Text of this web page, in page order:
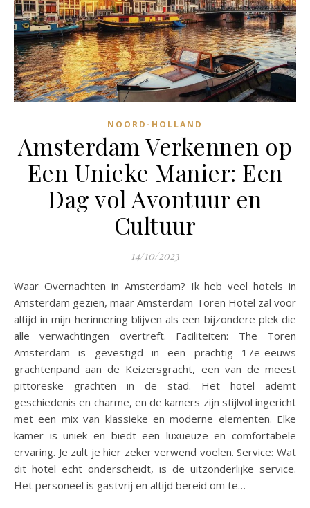
NOORD-HOLLAND
Amsterdam Verkennen op
Een Unieke Manier: Een
Dag vol Avontuur en
Cultuur
14/10/2023
Waar Overnachten in Amsterdam? Ik heb veel hotels in
Amsterdam gezien, maar Amsterdam Toren Hotel zal voor
altijd in mijn herinnering blijven als een bijzondere plek die
alle verwachtingen overtreft. Faciliteiten: The Toren
Amsterdam is gevestigd in een prachtig 17e-eeuws
grachtenpand aan de Keizersgracht, een van de meest
pittoreske grachten in de stad. Het hotel ademt
geschiedenis en charme, en de kamers zijn stijlvol ingericht
met een mix van klassieke en moderne elementen. Elke
kamer is uniek en biedt een luxueuze en comfortabele
ervaring. Je zult je hier zeker verwend voelen. Service: Wat
dit hotel echt onderscheidt, is de uitzonderlijke service.
Het personeel is gastvrij en altijd bereid om te…